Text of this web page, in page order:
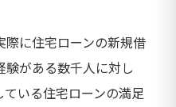
に住宅ローンの新規借
験がある数千人に対し
いる住宅ローンの満足